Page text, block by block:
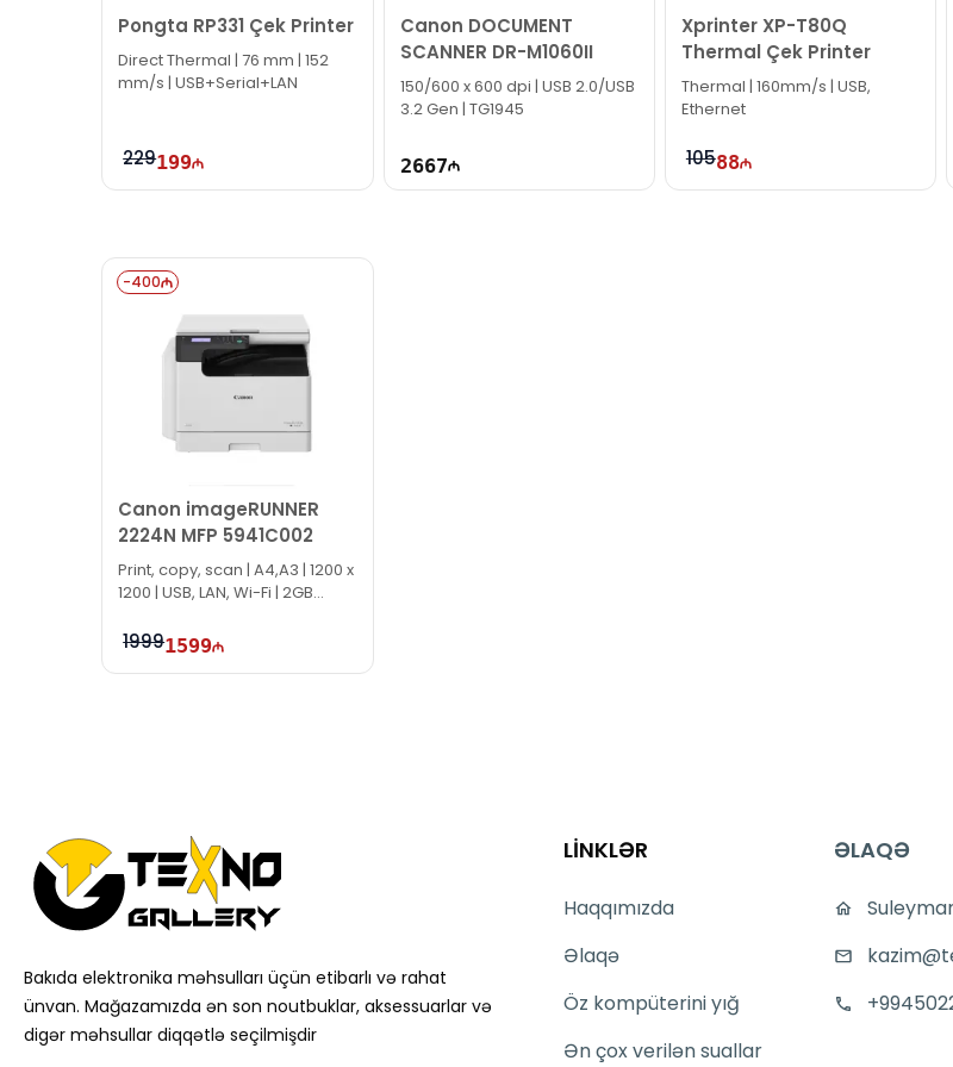
Pongta RP331 Çek Printer
Direct Thermal | 76 mm | 152
mm/s | USB+Serial+LAN
229199
Canon DOCUMENT
SCANNER DR-M1060II
150/600 x 600 dpi | USB 2.0/USB
3.2 Gen | TG1945
2667
Xprinter XP-T80Q
Thermal Çek Printer
Thermal | 160mm/s | USB,
Ethernet
10588
-400
Canon imageRUNNER
2224N MFP 5941C002
Print, copy, scan | A4,A3 | 1200 x
1200 | USB, LAN, Wi-Fi | 2GB
19991599
Bakıda elektronika məhsulları üçün etibarlı və rahat
ünvan. Mağazamızda ən son noutbuklar, aksessuarlar və
digər məhsullar diqqətlə seçilmişdir
LİNKLƏR
Haqqımızda
Əlaqə
Öz kompüterini yığ
Ən çox verilən suallar
ƏLAQƏ